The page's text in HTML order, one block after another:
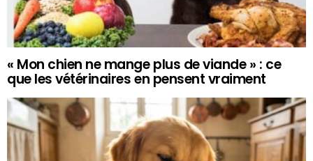
« Mon chien ne mange plus de viande » : ce
que les vétérinaires en pensent vraiment